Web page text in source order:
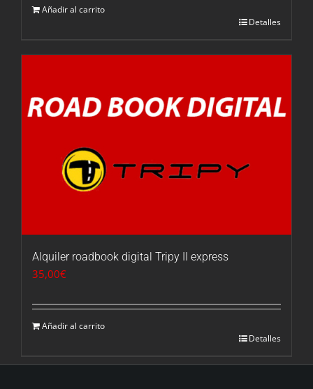
Añadir al carrito
Detalles
Alquiler roadbook digital Tripy II express
35,00€
Añadir al carrito
Detalles